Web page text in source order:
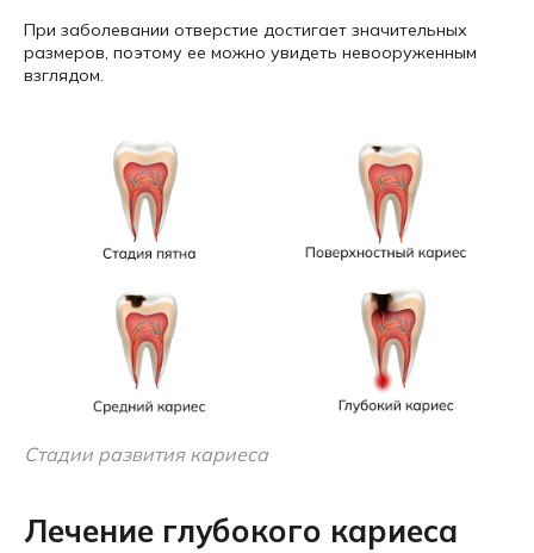
При заболевании отверстие достигает значительных
размеров, поэтому ее можно увидеть невооруженным
взглядом.
Стадии развития кариеса
Лечение глубокого кариеса